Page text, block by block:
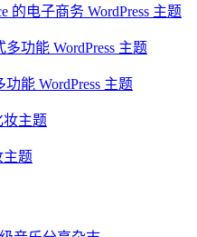
的电子商务 WordPress 主题
功能 WordPress 主题
主题